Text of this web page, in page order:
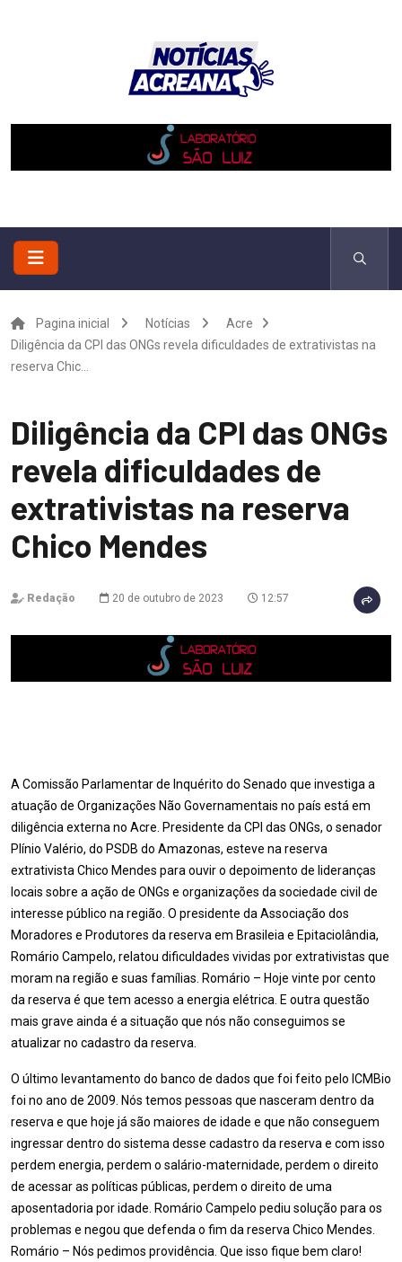
Pagina inicial Notícias
Acre
Diligência da CPI das ONGs revela dificuldades de extrativistas na
reserva Chic...
Diligência da CPI das ONGs
revela dificuldades de
extrativistas na reserva
Chico Mendes
Redação 20 de outubro de 2023 12:57
A Comissão Parlamentar de Inquérito do Senado que investiga a
atuação de Organizações Não Governamentais no país está em
diligência externa no Acre. Presidente da CPI das ONGs, o senador
Plínio Valério, do PSDB do Amazonas, esteve na reserva
extrativista Chico Mendes para ouvir o depoimento de lideranças
locais sobre a ação de ONGs e organizações da sociedade civil de
interesse público na região. O presidente da Associação dos
Moradores e Produtores da reserva em Brasileia e Epitaciolândia,
Romário Campelo, relatou dificuldades vividas por extrativistas que
moram na região e suas famílias. Romário – Hoje vinte por cento
da reserva é que tem acesso a energia elétrica. E outra questão
mais grave ainda é a situação que nós não conseguimos se
atualizar no cadastro da reserva.
O último levantamento do banco de dados que foi feito pelo ICMBio
foi no ano de 2009. Nós temos pessoas que nasceram dentro da
reserva e que hoje já são maiores de idade e que não conseguem
ingressar dentro do sistema desse cadastro da reserva e com isso
perdem energia, perdem o salário-maternidade, perdem o direito
de acessar as políticas públicas, perdem o direito de uma
aposentadoria por idade. Romário Campelo pediu solução para os
problemas e negou que defenda o fim da reserva Chico Mendes.
Romário – Nós pedimos providência. Que isso fique bem claro!